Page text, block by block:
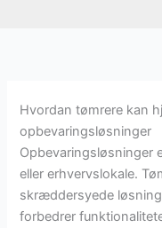
Hvordan tømrere kan
opbevaringsløsninger
Opbevaringsløsninger
eller erhvervslokale.
skræddersyede
forbedrer